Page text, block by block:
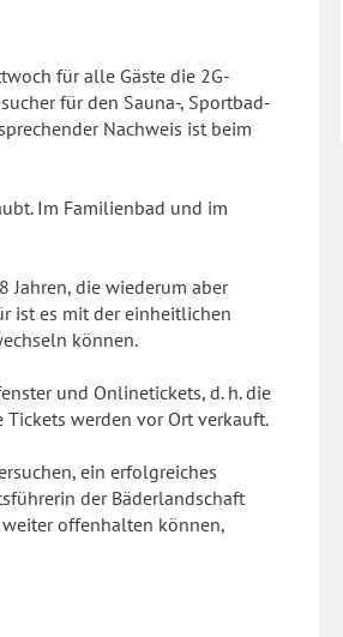
für alle Gäste die 2G-
für den Sauna-, Sportbad-
Nachweis ist beim
Im Familienbad und im
Jahren, die wiederum aber
ist es mit der einheitlichen
können.
und Onlinetickets, d. h. die
werden vor Ort verkauft.
ein erfolgreiches
der Bäderlandschaft
weiter offenhalten können,